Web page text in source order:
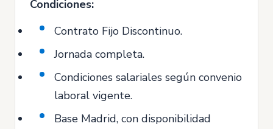
Condiciones:
Contrato Fijo Discontinuo.
Jornada completa.
Condiciones salariales según convenio
laboral vigente.
Base Madrid, con disponibilidad